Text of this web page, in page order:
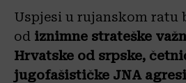
Uspjesi u rujanskom ratu
od iznimne strateške
Hrvatske od srpske,
jugofašističke JNA